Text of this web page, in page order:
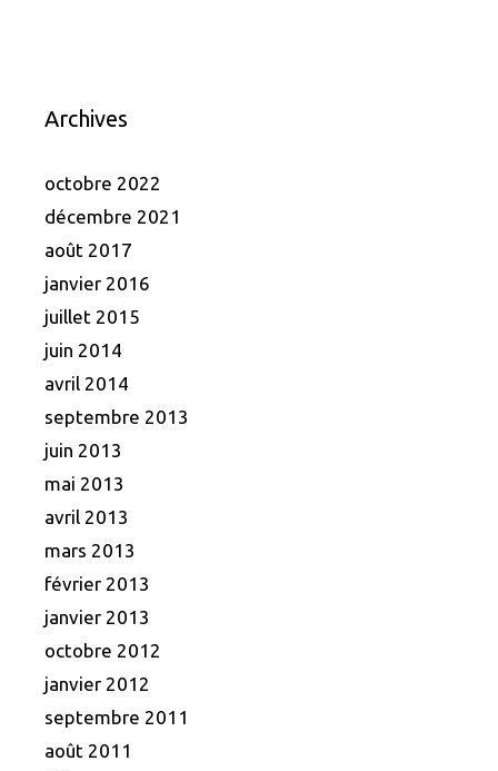
Archives
octobre 2022
décembre 2021
août 2017
janvier 2016
juillet 2015
juin 2014
avril 2014
septembre 2013
juin 2013
mai 2013
avril 2013
mars 2013
février 2013
janvier 2013
octobre 2012
janvier 2012
septembre 2011
août 2011